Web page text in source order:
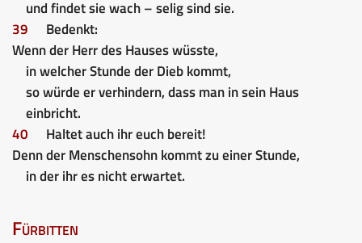
und findet sie wach – selig sind sie.
39
Bedenkt:
Wenn der Herr des Hauses wüsste,
in welcher Stunde der Dieb kommt,
so würde er verhindern, dass man in sein Haus
einbricht.
40
Haltet auch ihr euch bereit!
Denn der Menschensohn kommt zu einer Stunde,
in der ihr es nicht erwartet.
Fürbitten